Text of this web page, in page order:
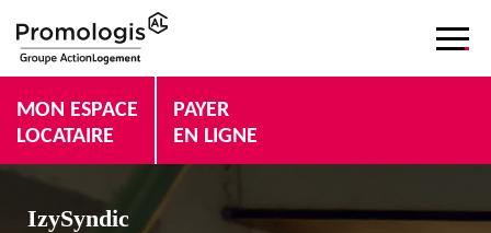
MON ESPACE
LOCATAIRE
PAYER
EN LIGNE
IzySyndic